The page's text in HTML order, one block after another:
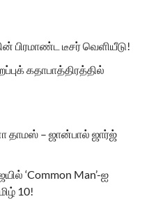
பிரமாண்ட டீசர் வெளியீடு!
கதாபாத்திரத்தில்
– ஜான்பால் ஜார்ஜ்
‘Common Man’-ஐ
10!